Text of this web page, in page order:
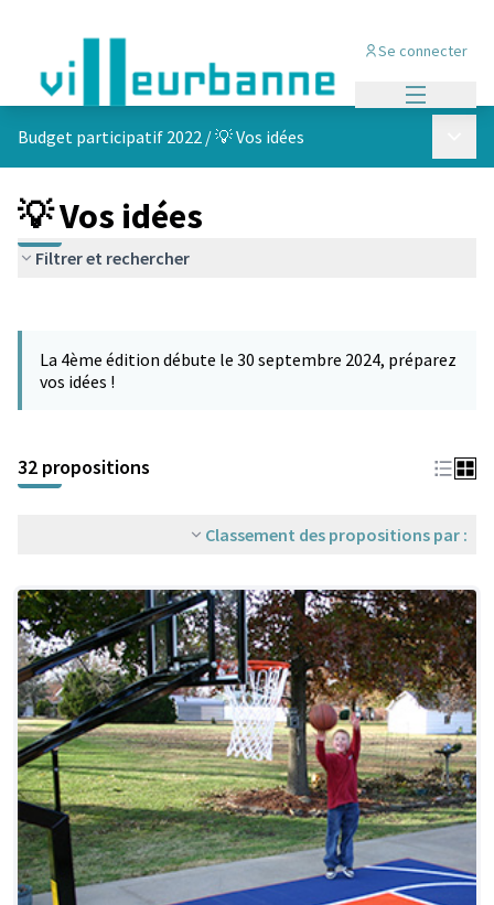
Se connecter
Budget participatif 2022 /💡 Vos idées
💡 Vos idées
Filtrer et rechercher
−
La 4ème édition débute le 30 septembre 2024, préparez
vos idées !
32 propositions
Classement des propositions par :